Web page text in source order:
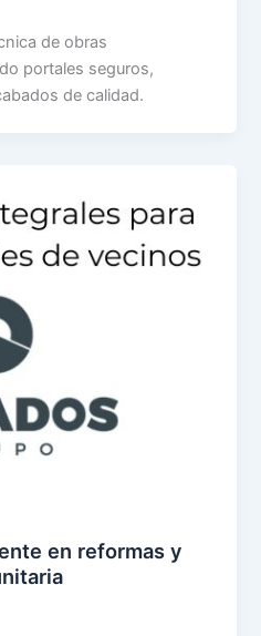
de obras
portales seguros,
de calidad.
en reformas y